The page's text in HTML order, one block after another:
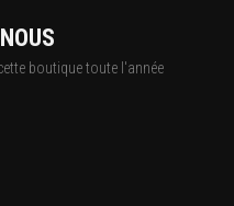
boutique toute l'année